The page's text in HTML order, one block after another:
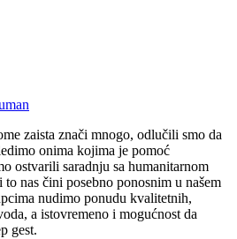
zaista znači mnogo, odlučili smo da
onima kojima je pomoć
ostvarili saradnju sa humanitarnom
i to nas čini posebno ponosnim u našem
nudimo ponudu kvalitetnih,
a istovremeno i mogućnost da
gest.